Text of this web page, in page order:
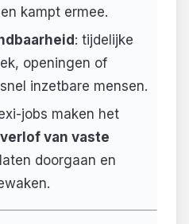
kampt ermee.
: tijdelijke
openingen of
inzetbare mensen.
jobs maken het
verlof van vaste
doorgaan en